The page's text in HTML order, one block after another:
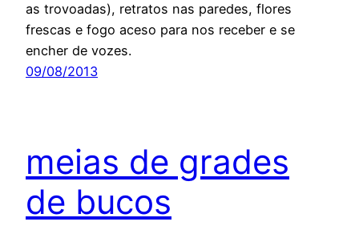
as trovoadas), retratos nas paredes, flores
frescas e fogo aceso para nos receber e se
encher de vozes.
09/08/2013
meias de grades
de bucos